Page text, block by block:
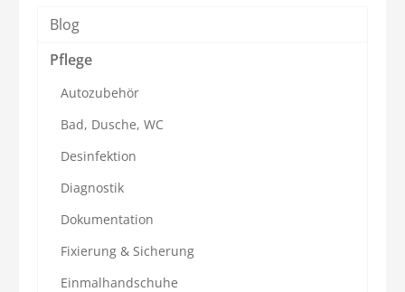
Blog
Pflege
Autozubehör
Bad, Dusche, WC
Desinfektion
Diagnostik
Dokumentation
Fixierung & Sicherung
Einmalhandschuhe